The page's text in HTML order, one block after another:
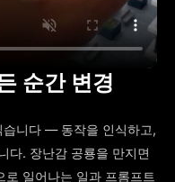
순간 변경
니다 — 동작을 인식하고,
다. 장난감 공룡을 만지면
로 일어나는 일과 프롬프트